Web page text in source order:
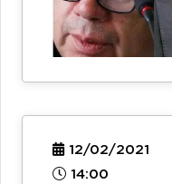
12/02/2021
14:00